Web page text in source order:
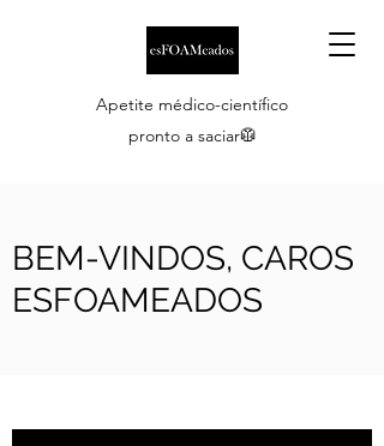
Apetite médico-científico
pronto a saciar🥼
BEM-VINDOS, CAROS
ESFOAMEADOS